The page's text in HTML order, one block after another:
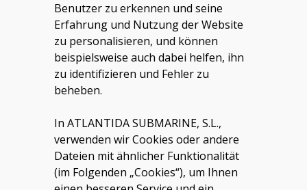
Benutzer zu erkennen und seine
Erfahrung und Nutzung der Website
zu personalisieren, und können
beispielsweise auch dabei helfen, ihn
zu identifizieren und Fehler zu
beheben.
InATLANTIDA SUBMARINE, S.L.,
verwenden wir Cookies oder andere
Dateien mit ähnlicher Funktionalität
(im Folgenden „Cookies“), um Ihnen